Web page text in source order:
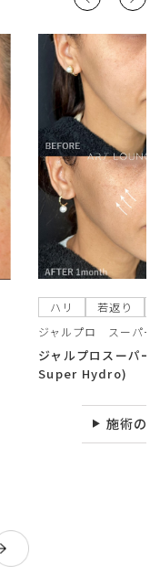
ハリ 若返り
ジャルプロ スーパー
ジャルプロスーパ
Super Hydro)
施術の